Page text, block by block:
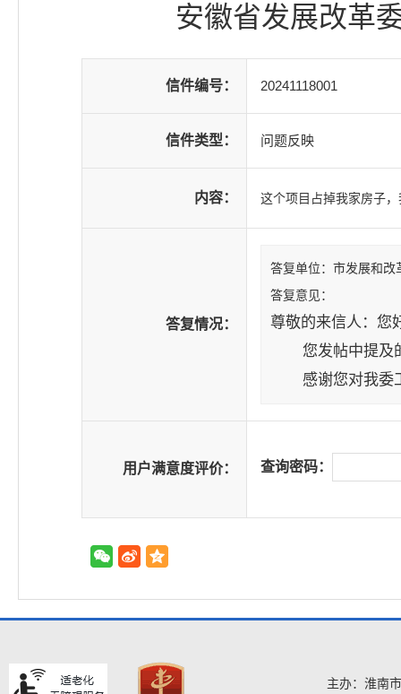
安徽省发展改革
信件编号： 20241118001
信件类型： 问题反映
内容： 这个项目占掉我家房子
答复情况：
答复单位：市发展和改
答复意见：
尊敬的来信人
您发帖中提及的
感谢您对我委
用户满意度评价： 查询密码：
主办：淮南